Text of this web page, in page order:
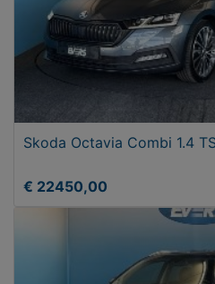
Skoda Octavia Combi 1.4
€ 22450,00